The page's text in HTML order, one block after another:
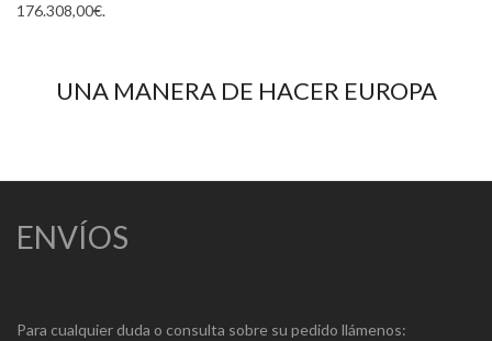
176.308,00€.
UNA MANERA DE HACER EUROPA
ENVÍOS
Para cualquier duda o consulta sobre su pedido llámenos: